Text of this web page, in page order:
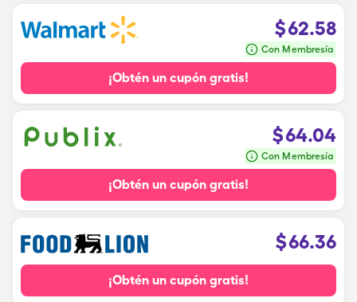
$62.58
Con Membresía
¡Obtén un cupón gratis!
$64.04
Con Membresía
¡Obtén un cupón gratis!
$66.36
¡Obtén un cupón gratis!